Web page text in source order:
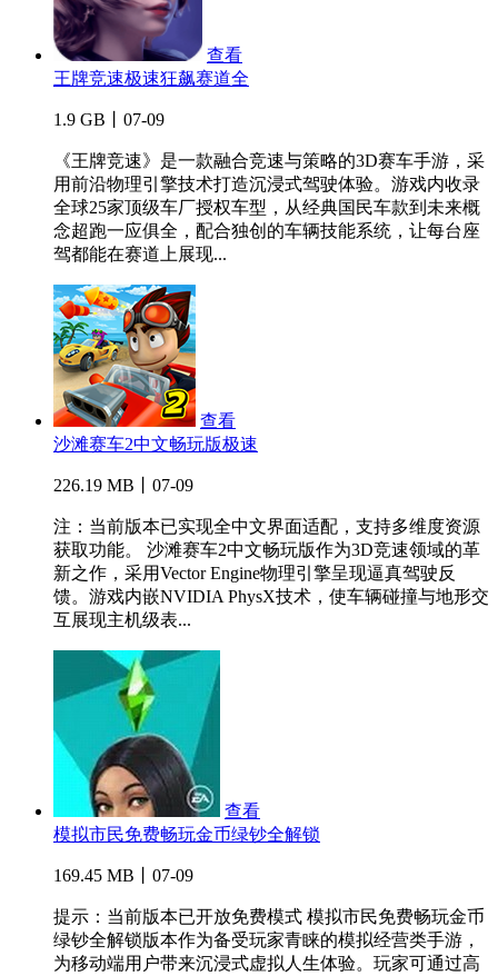
查看
王牌竞速极速狂飙赛道全
1.9 GB丨07-09
《王牌竞速》是一款融合竞速与策略的3D赛车手游，采
用前沿物理引擎技术打造沉浸式驾驶体验。游戏内收录
全球25家顶级车厂授权车型，从经典国民车款到未来概
念超跑一应俱全，配合独创的车辆技能系统，让每台座
驾都能在赛道上展现...
查看
沙滩赛车2中文畅玩版极速
226.19 MB丨07-09
注：当前版本已实现全中文界面适配，支持多维度资源
获取功能。 沙滩赛车2中文畅玩版作为3D竞速领域的革
新之作，采用Vector Engine物理引擎呈现逼真驾驶反
馈。游戏内嵌NVIDIA PhysX技术，使车辆碰撞与地形交
互展现主机级表...
查看
模拟市民免费畅玩金币绿钞全解锁
169.45 MB丨07-09
提示：当前版本已开放免费模式 模拟市民免费畅玩金币
绿钞全解锁版本作为备受玩家青睐的模拟经营类手游，
为移动端用户带来沉浸式虚拟人生体验。玩家可通过高